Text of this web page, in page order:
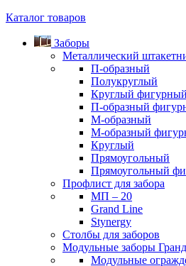
Каталог товаров
Заборы
Металлический
П-образный
Полукруглый
Круглый фигурный
П-образный
М-образный
M-образный
Круглый
Прямоугольный
Прямоугольный
Профлист для забора
МП – 20
Grand Line
Stynergy
Столбы для заборов
Модульные заборы
Модульные